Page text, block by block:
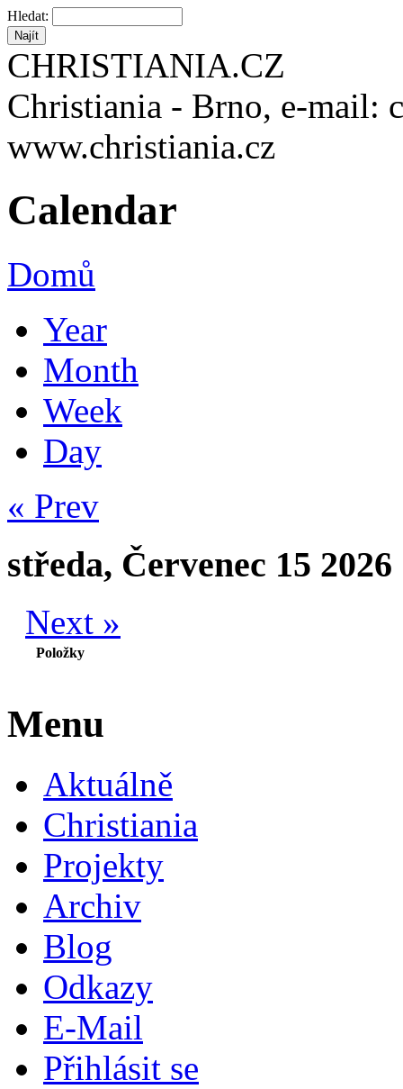
Hledat:
CHRISTIANIA.CZ
Christiania - Brno, e-mail:
www.christiania.cz
Calendar
Domů
Year
Month
Week
Day
« Prev
středa, Červenec 15 2026
Next »
Položky
Menu
Aktuálně
Christiania
Projekty
Archiv
Blog
Odkazy
E-Mail
Přihlásit se